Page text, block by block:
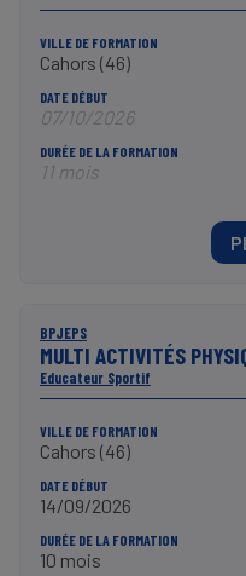
VILLE DE FORMATION
Cahors (46)
DATE DÉBUT
07/10/2026
DURÉE DE LA FORMATION
11 mois
BPJEPS
MULTI ACTIVITÉS
Educateur Sportif
VILLE DE FORMATION
Cahors (46)
DATE DÉBUT
14/09/2026
DURÉE DE LA FORMATION
10 mois